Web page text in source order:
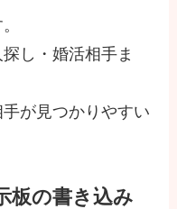
し・婚活相手ま
が見つかりやすい
板の書き込み